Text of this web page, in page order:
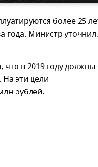
более 25
года. Министр
что в 2019 году
эти цели
рублей.=